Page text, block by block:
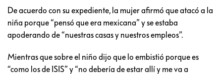
De acuerdo con su expediente, la mujer afirmó que atacó a la
niña porque “pensó que era mexicana” y se estaba
apoderando de “nuestras casas y nuestros empleos”.
Mientras que sobre el niño dijo que lo embistió porque es
“como los de ISIS” y “no debería de estar allí y me va a